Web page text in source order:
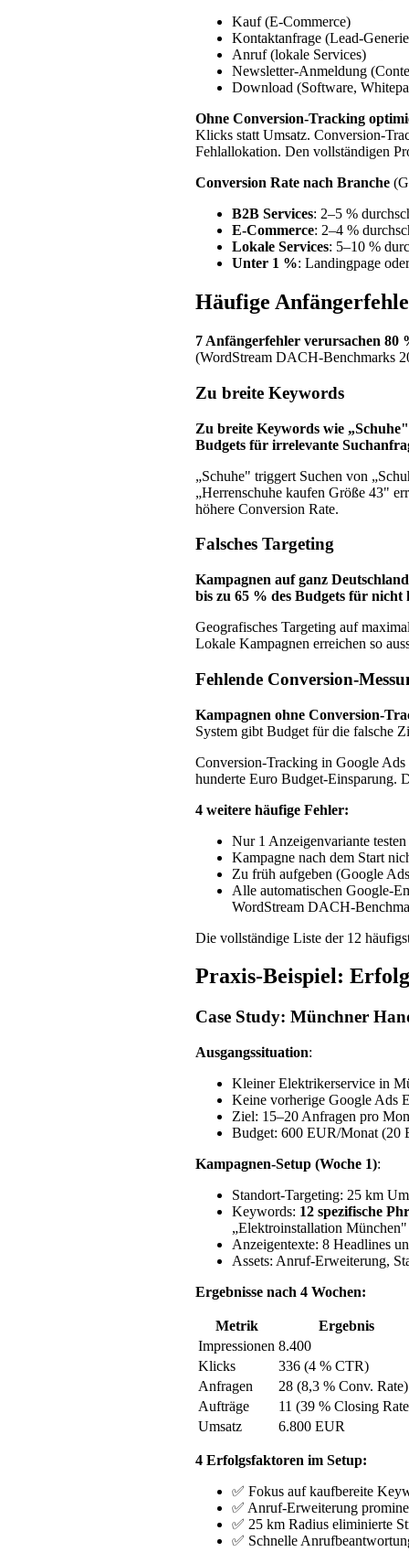
Kauf (E-Commerce)
Kontaktanfrage (Lead-
Anruf (lokale Services)
Newsletter-Anmeldung
Download (Software,
Ohne Conversion-Tracking
Klicks statt Umsatz. Conversion-
Fehlallokation. Den vollständigen
Conversion Rate nach Branche
B2B Services: 2–5 %
E-Commerce: 2–4 %
Lokale Services: 5–10 %
Unter 1 %: Landingpage
Häufige
7 Anfängerfehler verursachen 80
(WordStream DACH-Benchmarks
Zu breite Keywords
Zu breite Keywords wie
Budgets für irrelevante
„Schuhe" triggert Suchen von
„Herrenschuhe kaufen Größe 43"
höhere Conversion Rate.
Falsches Targeting
Kampagnen auf ganz
bis zu 65 % des Budgets für
Geografisches Targeting auf
Lokale Kampagnen erreichen so
Fehlende Conversion-
Kampagnen ohne Conversion-
System gibt Budget für die falsche
Conversion-Tracking in Google
hunderte Euro Budget-Einsparung.
4 weitere häufige Fehler:
Nur 1 Anzeigenvariante
Kampagne nach dem Start
Zu früh aufgeben (Google
Alle automatischen Google-
WordStream DACH-
Die vollständige Liste der 12
Praxis-Beispiel:
Case Study: Münchner
Ausgangssituation:
Kleiner Elektrikerservice in
Keine vorherige Google Ads
Ziel: 15–20 Anfragen pro
Budget: 600 EUR/Monat (20
Kampagnen-Setup (Woche 1):
Standort-Targeting: 25 km
Keywords: 12 spezifische
„Elektroinstallation
Anzeigentexte: 8 Headlines
Assets: Anruf-Erweiterung,
Ergebnisse nach 4 Wochen:
Metrik
Ergebnis
Impressionen 8.400
Klicks
336 (4 % CTR)
Anfragen
28 (8,3 % Conv. Rate)
Aufträge
11 (39 % Closing
Umsatz
6.800 EUR
4 Erfolgsfaktoren im Setup:
✅ Fokus auf kaufbereite
✅ Anruf-Erweiterung
✅ 25 km Radius eliminierte
✅ Schnelle